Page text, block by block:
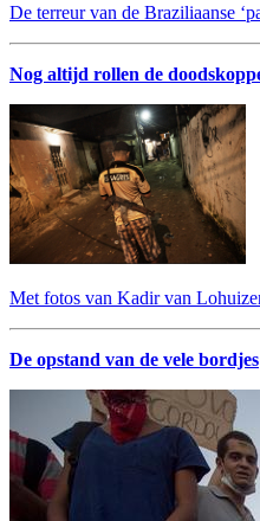
De terreur van de Braziliaanse
Nog altijd rollen de
Met fotos van Kadir van
De opstand van de vele bordjes